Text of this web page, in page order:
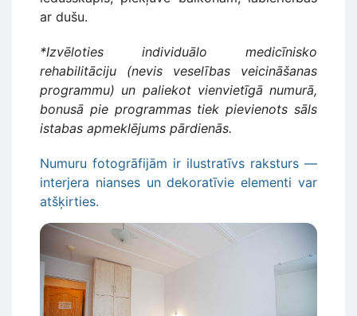
ar dušu.
*Izvēloties individuālo medicīnisko
rehabilitāciju (nevis veselības veicināšanas
programmu) un paliekot vienvietīgā numurā,
bonusā pie programmas tiek pievienots sāls
istabas apmeklējums pārdienās.
Numuru fotogrāfijām ir ilustratīvs raksturs —
interjera nianses un dekoratīvie elementi var
atšķirties.
Attēls